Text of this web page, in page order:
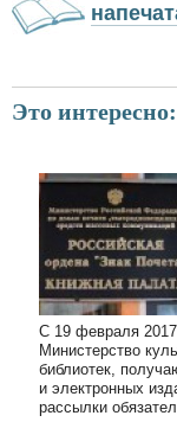
Это интересно:
С 19 февраля 2017
Министерство
библиотек,
и электронных
рассылки